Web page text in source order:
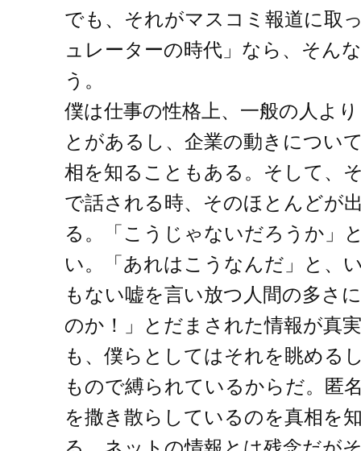
でも、それがマスコミ報道に取
ュレーターの時代」なら、そん
う。
僕は仕事の性格上、一般の人よ
とがあるし、企業の動きについ
相を知ることもある。そして、
で話される時、そのほとんどが
る。「こうじゃないだろうか」
い。「あれはこうなんだ」と、
もない嘘を言い放つ人間の多さ
のか！」とだまされた情報が真
も、僕らとしてはそれを眺める
もので縛られているからだ。匿
を撒き散らしているのを真相を